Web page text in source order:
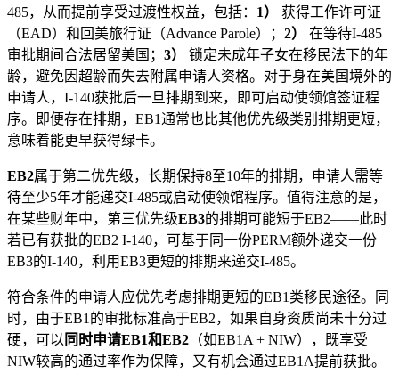
485，从而提前享受过渡性权益，包括： 1）
获得工作许可证
（EAD）和回美旅行证（Advance Parole）； 2）
在等待I-485
审批期间合法居留美国； 3）
锁定未成年子女在移民法下的年
龄，避免因超龄而失去附属申请人资格。对于身在美国境外的
申请人，I-140获批后一旦排期到来，即可启动使领馆签证程
序。即便存在排期，EB1通常也比其他优先级类别排期更短，
意味着能更早获得绿卡。
EB2属于第二优先级，长期保持8至10年的排期，申请人需等
待至少5年才能递交I-485或启动使领馆程序。值得注意的是，
在某些财年中，第三优先级EB3的排期可能短于EB2——此时
若已有获批的EB2 I-140，可基于同一份PERM额外递交一份
EB3的I-140，利用EB3更短的排期来递交I-485。
符合条件的申请人应优先考虑排期更短的EB1类移民途径。同
时，由于EB1的审批标准高于EB2，如果自身资质尚未十分过
硬，可以 同时申请EB1和EB2 （如EB1A + NIW），既享受
NIW较高的通过率作为保障，又有机会通过EB1A提前获批。